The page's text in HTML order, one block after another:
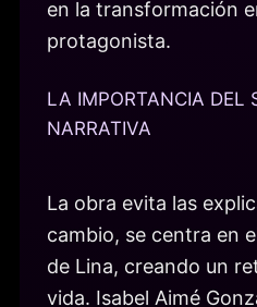
en la transformación
protagonista.
LA IMPORTANCIA DEL
NARRATIVA
La obra evita las
cambio, se centra en
de Lina, creando un
vida. Isabel Aimé